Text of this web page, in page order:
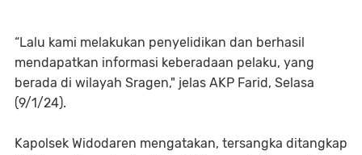
“Lalu kami melakukan penyelidikan dan berhasil
mendapatkan informasi keberadaan pelaku, yang
berada di wilayah Sragen," jelas AKP Farid, Selasa
(9/1/24).
Kapolsek Widodaren mengatakan, tersangka ditangkap